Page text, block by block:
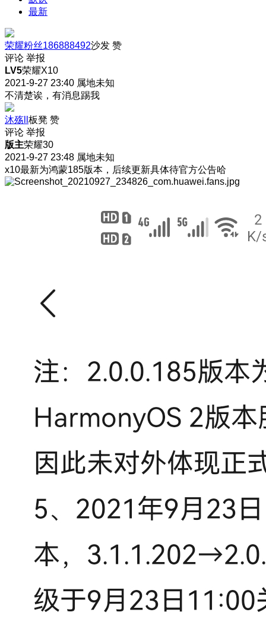
最新
荣耀粉丝186888492沙发 赞
评论 举报
LV5荣耀X10
2021-9-27 23:40 属地未知
不清楚诶，有消息踢我
沐殇ll 板凳 赞
评论 举报
版主荣耀30
2021-9-27 23:48 属地未知
x10最新为鸿蒙185版本，后续更新具体待官方公告哈